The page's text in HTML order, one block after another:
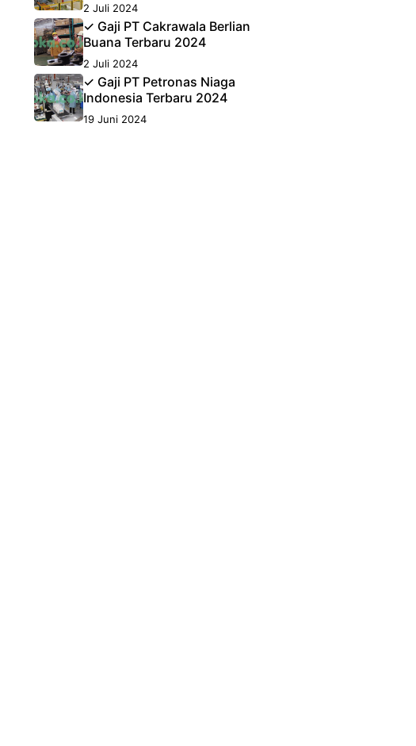
2 Juli 2024
✓ Gaji PT Cakrawala Berlian
Buana Terbaru 2024
2 Juli 2024
✓ Gaji PT Petronas Niaga
Indonesia Terbaru 2024
19 Juni 2024